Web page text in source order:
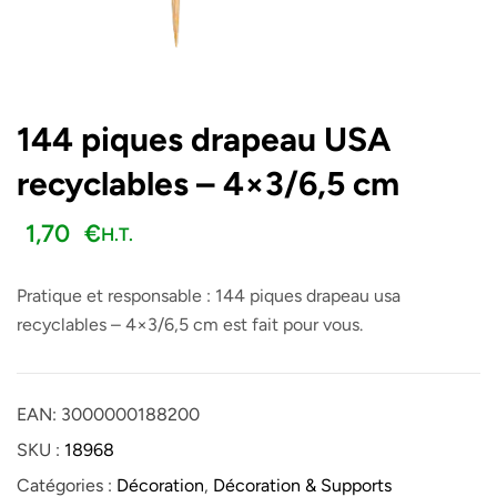
144 piques drapeau USA
recyclables – 4×3/6,5 cm
1,70 €H.T.
Pratique et responsable : 144 piques drapeau usa
recyclables – 4×3/6,5 cm est fait pour vous.
EAN: 3000000188200
SKU : 18968
Catégories : Décoration, Décoration & Supports